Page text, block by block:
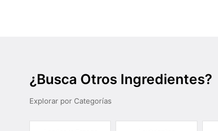
¿Busca Otros Ingredientes?
Explorar por Categorías